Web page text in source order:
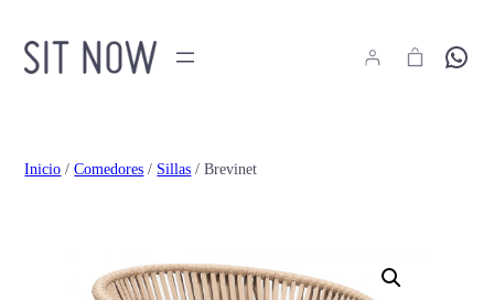
Hola
Inicio /Comedores / Sillas / Brevinet